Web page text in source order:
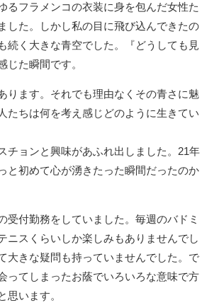
るフラメンコの衣装に身を包んだ女性た
した。しかし私の目に飛び込んできたの
続く大きな青空でした。『どうしても見
じた瞬間です。
ります。それでも理由なくその青さに魅
たちは何を考え感じどのように生きてい
チョンと興味があふれ出しました。21年
と初めて心が湧きたった瞬間だったのか
受付勤務をしていました。毎週のバドミ
ニスくらいしか楽しみもありませんでし
大きな疑問も持っていませんでした。で
ってしまったお蔭でいろいろな意味で方
思います。